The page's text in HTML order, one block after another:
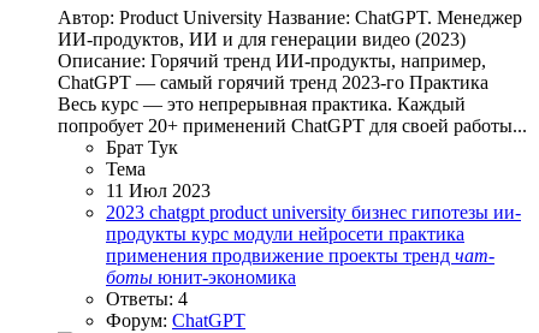
Автор: Product University Название: ChatGPT. Менеджер
ИИ-продуктов, ИИ и для генерации видео (2023)
Описание: Горячий тренд ИИ-продукты, например,
ChatGPT — самый горячий тренд 2023-го Практика
Весь курс — это непрерывная практика. Каждый
попробует 20+ применений ChatGPT для своей работы...
Брат Тук
Тема
11 Июл 2023
2023 chatgpt product university бизнес гипотезы ии-
продукты курс модули нейросети практика
применения продвижение проекты тренд чат-
боты юнит-экономика
Ответы: 4
Форум: ChatGPT